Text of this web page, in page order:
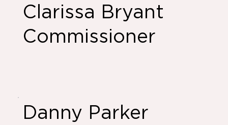
Clarissa Bryant
Commissioner
Danny Parker